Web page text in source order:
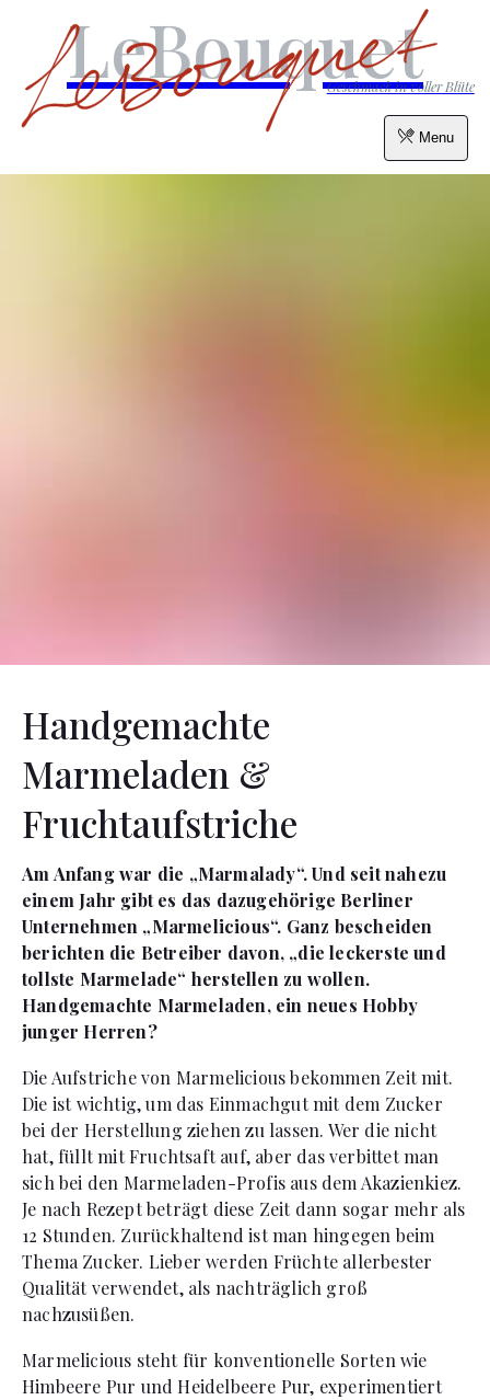
Menu
LeBouquet
Geschmack in voller Blüte
Handgemachte
Marmeladen &
Fruchtaufstriche
Am Anfang war die „Marmalady“. Und seit nahezu
einem Jahr gibt es das dazugehörige Berliner
Unternehmen „Marmelicious“. Ganz bescheiden
berichten die Betreiber davon, „die leckerste und
tollste Marmelade“ herstellen zu wollen.
Handgemachte Marmeladen, ein neues Hobby
junger Herren?
Die Aufstriche von Marmelicious bekommen Zeit mit.
Die ist wichtig, um das Einmachgut mit dem Zucker
bei der Herstellung ziehen zu lassen. Wer die nicht
hat, füllt mit Fruchtsaft auf, aber das verbittet man
sich bei den Marmeladen-Profis aus dem Akazienkiez.
Je nach Rezept beträgt diese Zeit dann sogar mehr als
12 Stunden. Zurückhaltend ist man hingegen beim
Thema Zucker. Lieber werden Früchte allerbester
Qualität verwendet, als nachträglich groß
nachzusüßen.
Marmelicious steht für konventionelle Sorten wie
Himbeere Pur und Heidelbeere Pur, experimentiert